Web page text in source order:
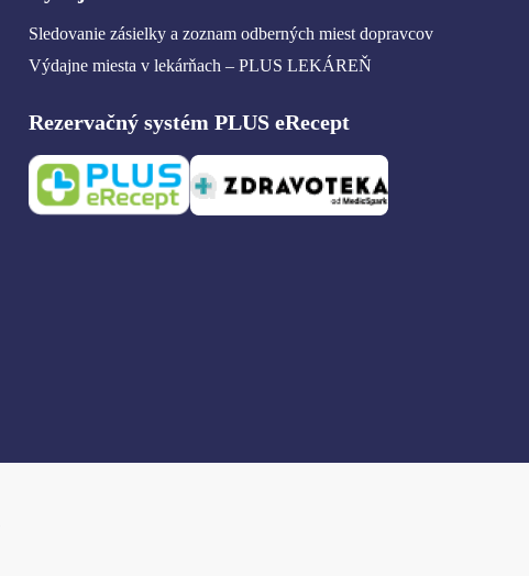
Sledovanie zásielky a zoznam odberných miest dopravcov
Výdajne miesta v lekárňach – PLUS LEKÁREŇ
Rezervačný systém PLUS eRecept